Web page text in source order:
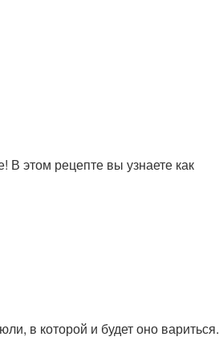
В этом рецепте вы узнаете как
в которой и будет оно вариться.